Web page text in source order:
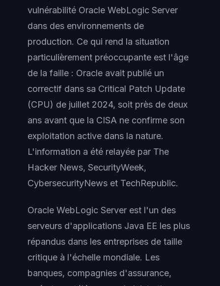
vulnérabilité Oracle WebLogic Server
dans des environnements de
production. Ce qui rend la situation
particulièrement préoccupante est l'âge
de la faille : Oracle avait publié un
correctif dans sa Critical Patch Update
(CPU) de juillet 2024, soit près de deux
ans avant que la CISA ne confirme son
exploitation active dans la nature.
L'information a été relayée par The
Hacker News, SecurityWeek,
CybersecurityNews et TechRepublic.
Oracle WebLogic Server est l'un des
serveurs d'applications Java EE les plus
répandus dans les entreprises de taille
critique à l'échelle mondiale. Les
banques, compagnies d'assurance,